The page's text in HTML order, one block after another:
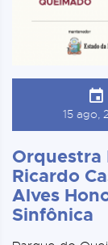
15 ago,
Orquestra
Ricardo
Alves
Sinfônica